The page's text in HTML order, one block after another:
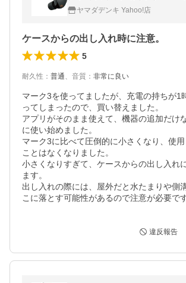
SB-C WF-1000XM5
系 ヤマダデンキ Yahoo!店
ケースからの出し入れ時に注意。
5
耐久性 ： 普通、 音質 ： 非常に良い
マーク3を使ってましたが、充電の持ちが1
ってしまったので、買い替えました。
アプリがそのまま使えて、機器の追加だけ
に使い始めました。
マーク3に比べて圧倒的に小さくなり、使
ことはなくなりました。
小さくなりすぎて、ケースからの出し入れ
ます。
出し入れの際には、屋外だと水たまりや側
こに落とす可能性があるので注意が必要です
違反報告